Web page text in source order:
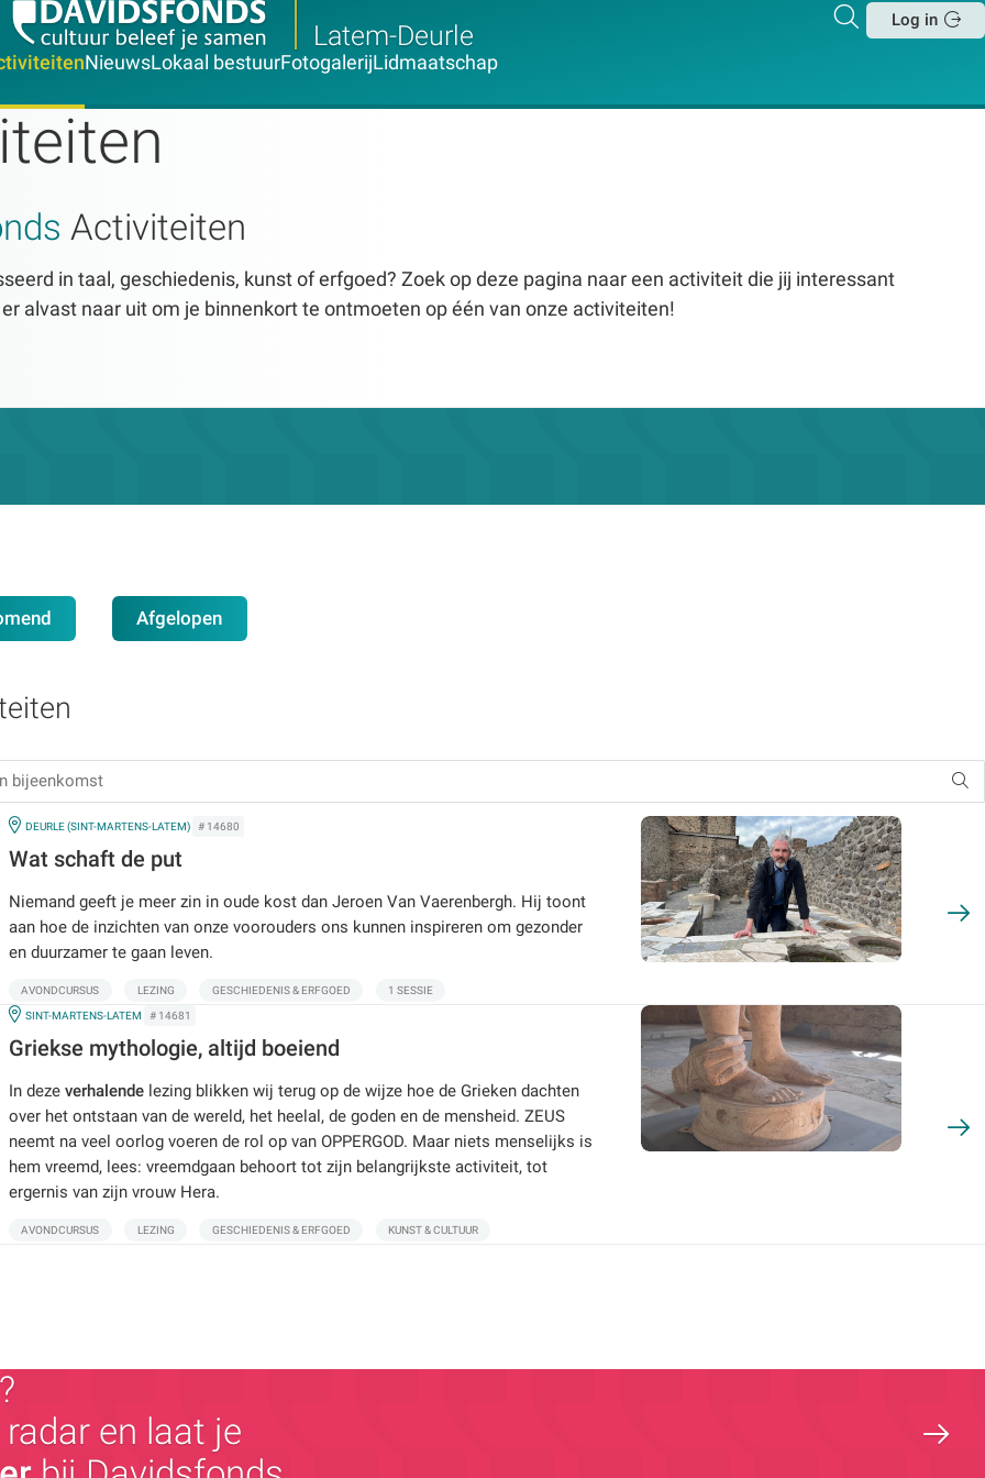
Latem-Deurle
Zoeken
Log in
NieuwsLokaal bestuurFotogalerijLidmaatschap
Activiteiten
in taal, geschiedenis, kunst of erfgoed? Zoek op deze pagina naar een activiteit die jij interessant
alvast naar uit om je binnenkort te ontmoeten op één van onze activiteiten!
Afgelopen
IN
DEURLE (SINT-MARTENS-LATEM) # 14680
Wat schaft de put
Niemand geeft je meer zin in oude kost dan Jeroen Van Vaerenbergh. Hij toont
aan hoe de inzichten van onze voorouders ons kunnen inspireren om gezonder
en duurzamer te gaan leven.
AVONDCURSUS LEZING GESCHIEDENIS & ERFGOED 1 SESSIE
IN
SINT-MARTENS-LATEM # 14681
Griekse mythologie, altijd boeiend
In deze verhalende lezing blikken wij terug op de wijze hoe de Grieken dachten
over het ontstaan van de wereld, het heelal, de goden en de mensheid. ZEUS
neemt na veel oorlog voeren de rol op van OPPERGOD. Maar niets menselijks is
hem vreemd, lees: vreemdgaan behoort tot zijn belangrijkste activiteit, tot
ergernis van zijn vrouw Hera.
AVONDCURSUS LEZING GESCHIEDENIS & ERFGOED KUNST & CULTUUR
en laat je